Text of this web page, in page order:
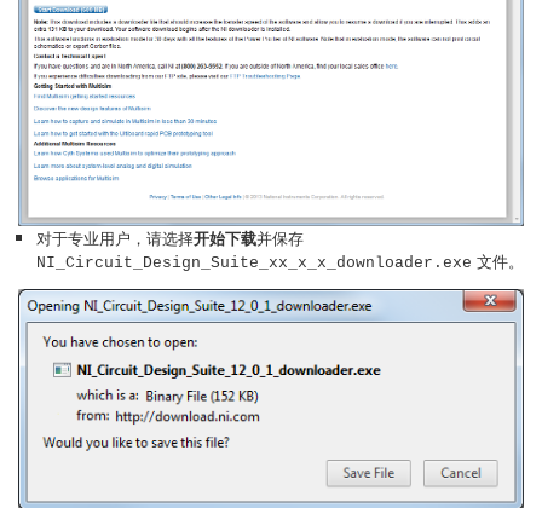
对于专业用户，请选择开始下载并保存
NI_Circuit_Design_Suite_xx_x_x_downloader.exe 文件。